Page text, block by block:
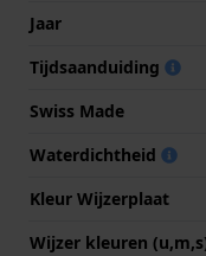
Jaar
Tijdsaanduiding
Swiss Made
Waterdichtheid
Kleur Wijzerplaat
Wijzer kleuren